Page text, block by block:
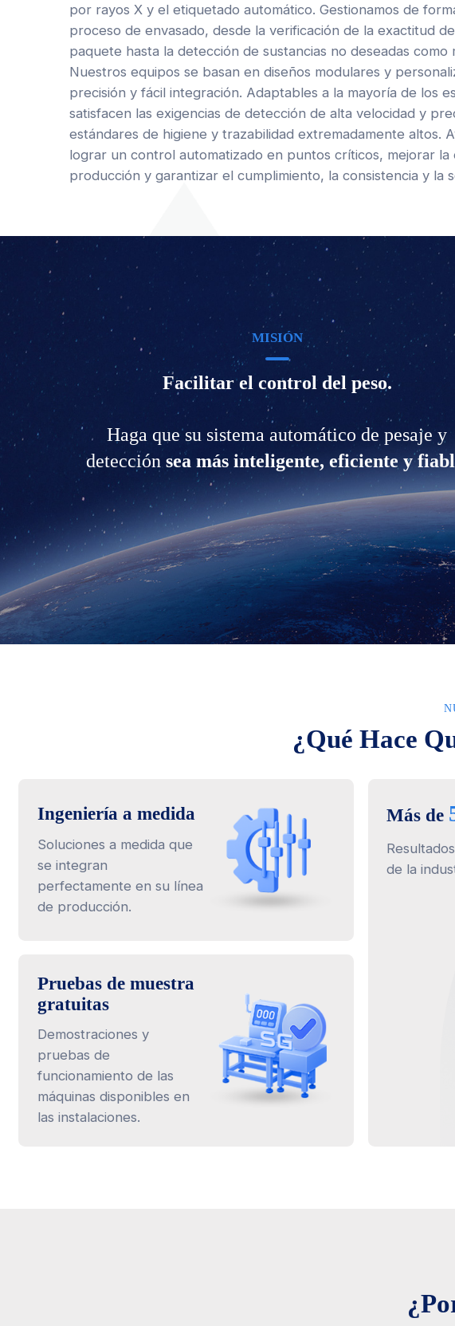
por rayos X y el etiquetado automático. Gestionamos de
proceso de envasado, desde la verificación de la exactitud
paquete hasta la detección de sustancias no deseadas
Nuestros equipos se basan en diseños modulares y
precisión y fácil integración. Adaptables a la mayoría de los
satisfacen las exigencias de detección de alta velocidad y
estándares de higiene y trazabilidad extremadamente altos.
lograr un control automatizado en puntos críticos, mejorar la
producción y garantizar el cumplimiento, la consistencia y la
MISIÓN
Facilitar el control del peso.
Haga que su sistema automático de pesaje y
detección sea más inteligente, eficiente y
¿Qué Hace
Ingeniería a medida
Soluciones a medida que
se integran
perfectamente en su línea
de producción.
Pruebas de muestra
gratuitas
Demostraciones y
pruebas de
funcionamiento de las
máquinas disponibles en
las instalaciones.
Más de
de la